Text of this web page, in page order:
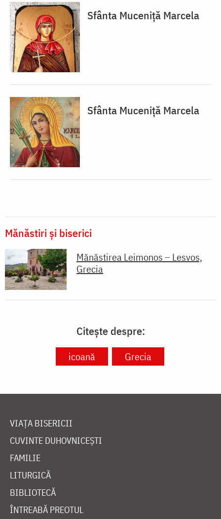
Sfânta Muceniță Marcela
Sfânta Muceniță Marcela
Mănăstiri și biserici
Mănăstirea Leimonos – Lesvos,
Grecia
Citește despre:
icoană Grecia
VIAȚA BISERICII
CUVINTE DUHOVNICEȘTI
FAMILIE
LITURGICĂ
BIBLIOTECĂ
ÎNTREABĂ PREOTUL